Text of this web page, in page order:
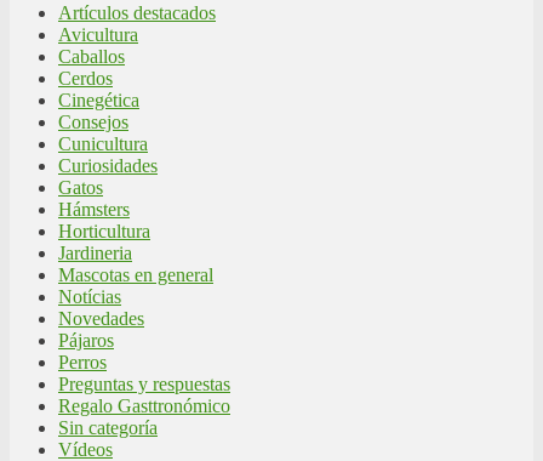
Artículos destacados
Avicultura
Caballos
Cerdos
Cinegética
Consejos
Cunicultura
Curiosidades
Gatos
Hámsters
Horticultura
Jardineria
Mascotas en general
Notícias
Novedades
Pájaros
Perros
Preguntas y respuestas
Regalo Gasttronómico
Sin categoría
Vídeos